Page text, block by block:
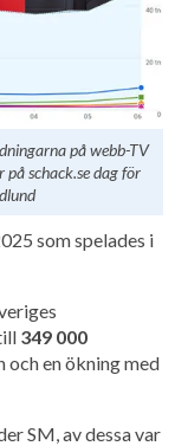
på webb-TV
schack.se dag för
som spelades i
349 000
en ökning med
SM, av dessa var